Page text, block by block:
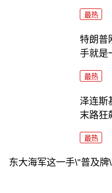
最热
特朗普
手就是
最热
泽连斯
末路狂
最热
东大海军这一手\"普及牌